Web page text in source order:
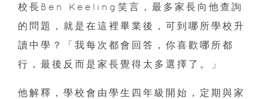
校長Ben Keeling笑言，最多家長向他查詢
的問題，就是在這裡畢業後，可到哪所學校升
讀中學？「我每次都會回答，你喜歡哪所都
行，最後反而是家長覺得太多選擇了。」
他解釋，學校會由學生四年級開始，定期與家